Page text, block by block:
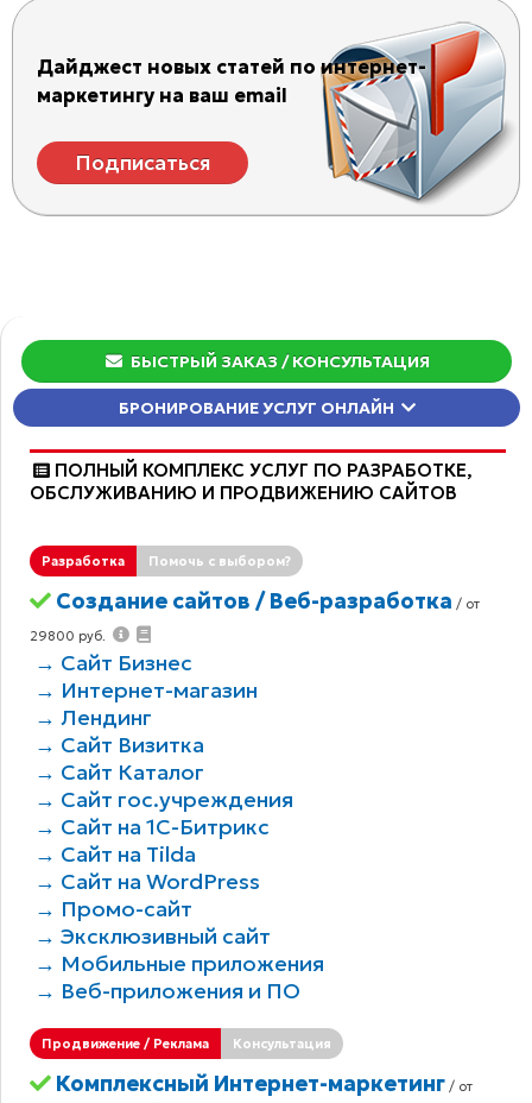
Дайджест новых статей по интернет-
маркетингу на ваш email
Подписаться
БЫСТРЫЙ ЗАКАЗ / КОНСУЛЬТАЦИЯ
БРОНИРОВАНИЕ УСЛУГ ОНЛАЙН
ПОЛНЫЙ КОМПЛЕКС УСЛУГ ПО РАЗРАБОТКЕ,
ОБCЛУЖИВАНИЮ И ПРОДВИЖЕНИЮ САЙТОВ
Разработка Помочь с выбором?
Создание сайтов / Веб-разработка / от
29800 руб.
→ Сайт Бизнес
→ Интернет-магазин
→ Лендинг
→ Сайт Визитка
→ Сайт Каталог
→ Сайт гос.учреждения
→ Сайт на 1С-Битрикс
→ Сайт на Tilda
→ Сайт на WordPress
→ Промо-сайт
→ Эксклюзивный сайт
→ Мобильные приложения
→ Веб-приложения и ПО
Продвижение / Реклама Консультация
Комплексный Интернет-маркетинг/ от